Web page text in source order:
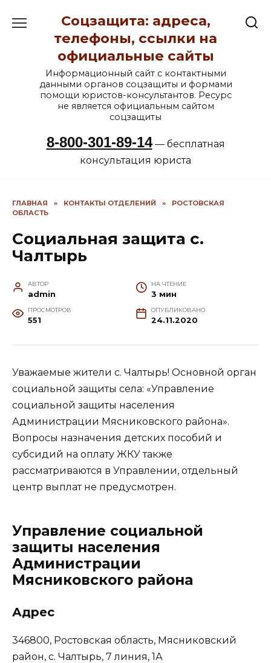
содержанию
Соцзащита: адреса,
телефоны, ссылки на
официальные сайты
Информационный сайт с контактными
данными органов соцзащиты и формами
помощи юристов-консультантов. Ресурс
не является официальным сайтом
соцзащиты
8-800-301-89-14— бесплатная
консультация юриста
ГЛАВНАЯ » КОНТАКТЫ ОТДЕЛЕНИЙ »
РОСТОВСКАЯ
ОБЛАСТЬ
Социальная защита с.
Чалтырь
АВТОР
admin
НА ЧТЕНИЕ
3 мин
ПРОСМОТРОВ
551
ОПУБЛИКОВАНО
24.11.2020
Уважаемые жители с. Чалтырь! Основной орган
социальной защиты села: «Управление
социальной защиты населения
Администрации Мясниковского района».
Вопросы назначения детских пособий и
субсидий на оплату ЖКУ также
рассматриваются в Управлении, отдельный
центр выплат не предусмотрен.
Управление социальной
защиты населения
Администрации
Мясниковского района
Адрес
346800, Ростовская область, Мясниковский
район, с. Чалтырь, 7 линия, 1А